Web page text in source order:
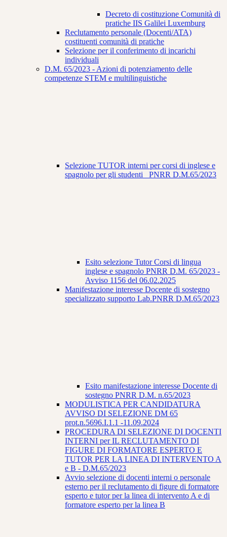
Decreto di costituzione Comunità di
pratiche IIS Galilei Luxemburg
Reclutamento personale (Docenti/ATA)
costituenti comunità di pratiche
Selezione per il conferimento di incarichi
individuali
D.M. 65/2023 - Azioni di potenziamento delle
competenze STEM e multilinguistiche
Selezione TUTOR interni per corsi di inglese e
spagnolo per gli studenti_ PNRR D.M.65/2023
Esito selezione Tutor Corsi di lingua
inglese e spagnolo PNRR D.M. 65/2023 -
Avviso 1156 del 06.02.2025
Manifestazione interesse Docente di sostegno
specializzato supporto Lab.PNRR D.M.65/2023
Esito manifestazione interesse Docente di
sostegno PNRR D.M. n.65/2023
MODULISTICA PER CANDIDATURA
AVVISO DI SELEZIONE DM 65
prot.n.5696.I.1.1 -11.09.2024
PROCEDURA DI SELEZIONE DI DOCENTI
INTERNI per IL RECLUTAMENTO DI
FIGURE DI FORMATORE ESPERTO E
TUTOR PER LA LINEA DI INTERVENTO A
e B - D.M.65/2023
Avvio selezione di docenti interni o personale
esterno per il reclutamento di figure di formatore
esperto e tutor per la linea di intervento A e di
formatore esperto per la linea B